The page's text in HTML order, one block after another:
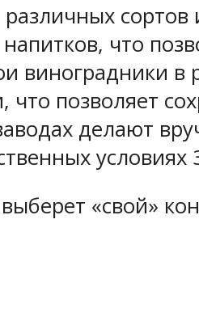
что
виноградники
что позволяет
делают
«свой»